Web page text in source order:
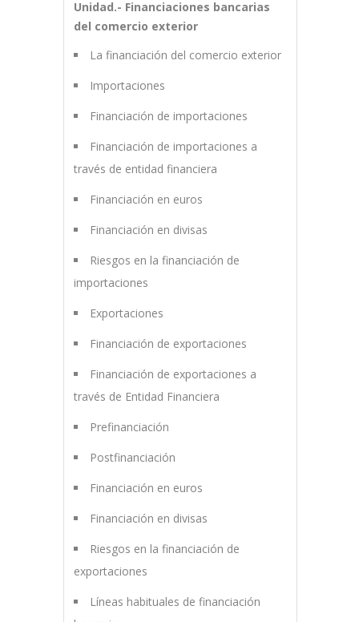
Unidad.- Financiaciones bancarias
del comercio exterior
La financiación del comercio exterior
Importaciones
Financiación de importaciones
Financiación de importaciones a
través de entidad financiera
Financiación en euros
Financiación en divisas
Riesgos en la financiación de
importaciones
Exportaciones
Financiación de exportaciones
Financiación de exportaciones a
través de Entidad Financiera
Prefinanciación
Postfinanciación
Financiación en euros
Financiación en divisas
Riesgos en la financiación de
exportaciones
Líneas habituales de financiación